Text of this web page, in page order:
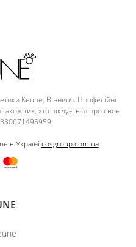
Keune, Вінниця. Професійні
тих, хто піклується про своє
в Україні cosgroup.com.ua